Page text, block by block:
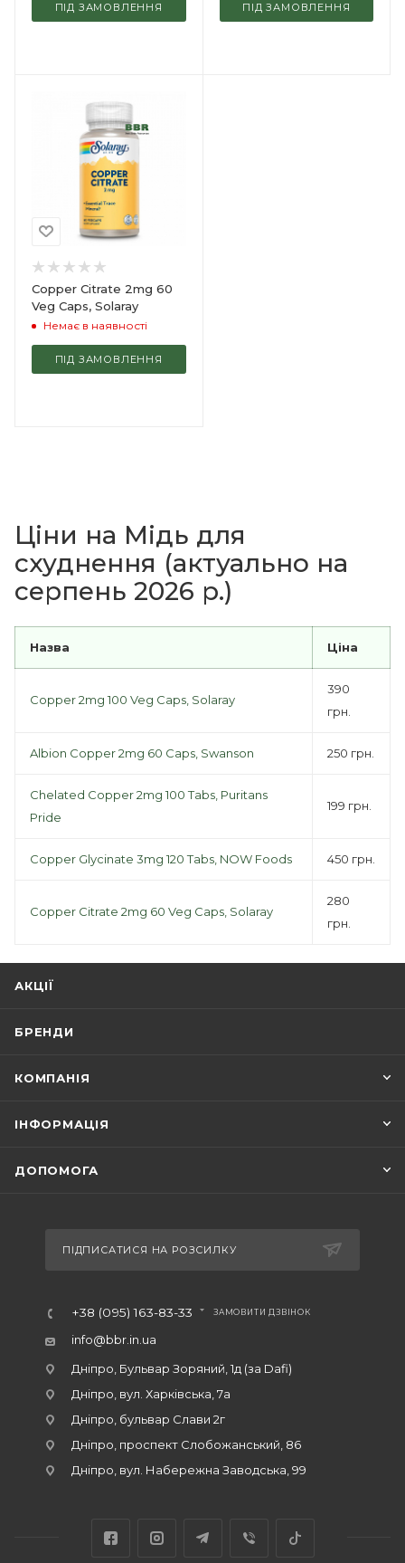
ПІД ЗАМОВЛЕННЯ ПІД ЗАМОВЛЕННЯ
Copper Citrate 2mg 60
Veg Caps, Solaray
Немає в наявності
ПІД ЗАМОВЛЕННЯ
Ціни на Мідь для
схуднення (актуально на
серпень 2026 р.)
Назва Ціна
Copper 2mg 100 Veg Caps, Solaray
390
грн.
Albion Copper 2mg 60 Caps, Swanson 250 грн.
Chelated Copper 2mg 100 Tabs, Puritans
Pride
199 грн.
Copper Glycinate 3mg 120 Tabs, NOW Foods 450 грн.
Copper Citrate 2mg 60 Veg Caps, Solaray
280
грн.
АКЦІЇ
БРЕНДИ
КОМПАНІЯ
ІНФОРМАЦІЯ
ДОПОМОГА
ПІДПИСАТИСЯ НА РОЗСИЛКУ
+38 (095) 163-83-33 ЗАМОВИТИ ДЗВІНОК
info@bbr.in.ua
Дніпро, Бульвар Зоряний, 1д (за Dafi)
Дніпро, вул. Харківська, 7а
Дніпро, бульвар Слави 2г
Дніпро, проспект Слобожанський, 86
Дніпро, вул. Набережна Заводська, 99